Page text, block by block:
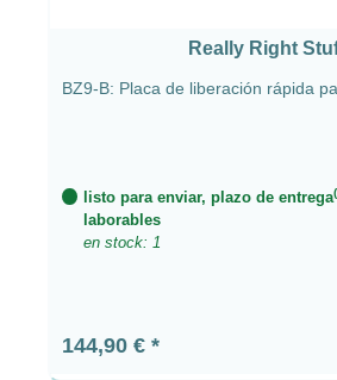
Really Right
BZ9-B: Placa de liberación rápida
listo para enviar, plazo de entrega
laborables
en stock: 1
Precio normal:
144,90 €